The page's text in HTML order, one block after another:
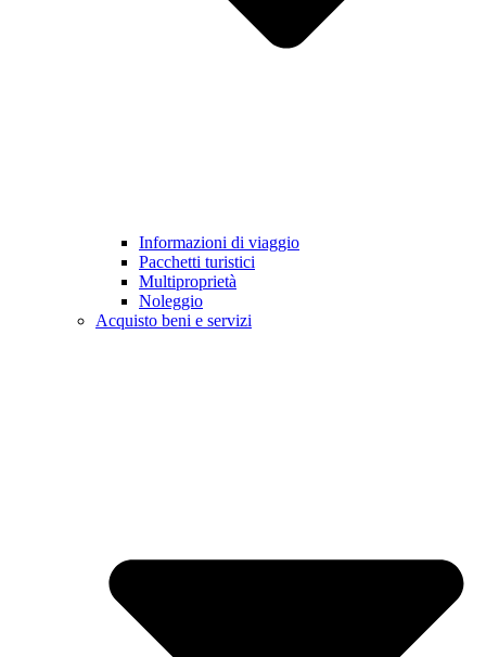
Informazioni di viaggio
Pacchetti turistici
Multiproprietà
Noleggio
Acquisto beni e servizi